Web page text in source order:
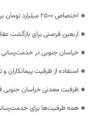
اختصاص 2500 میلیارد تومان برای توسعه راه‌های دوبانده خراسان جنوبی
اربعین فرصتی برای بازگشت
خراسان جنوبی در خدمت‌رسانی
استفاده از ظرفیت پیمانکاران
ظرفیت معدنی خراسان
همه ظرفیت‌ها برای